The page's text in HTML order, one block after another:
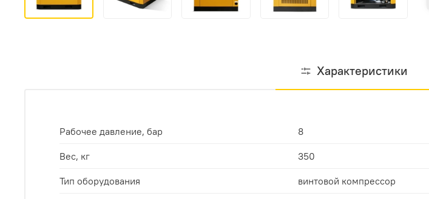
Характеристики
Рабочее давление, бар 8
Вес, кг 350
Тип оборудования винтовой компрессор